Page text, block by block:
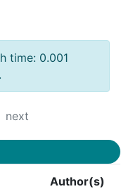
time: 0.001
next
Author(s)